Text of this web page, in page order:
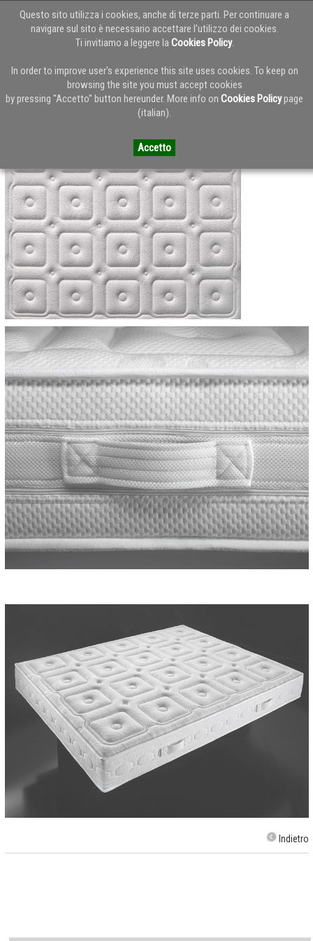
Questo sito utilizza i cookies, anche di terze parti. Per continuare a
navigare sul sito è necessario accettare l'utilizzo dei cookies.
Ti invitiamo a leggere la Cookies Policy.
In order to improve user's experience this site uses cookies. To keep on
browsing the site you must accept cookies
by pressing "Accetto" button hereunder. More info onCookies Policypage
(italian).
Accetto
Torna alla Home del Blog
Ennerev 2009
Indietro